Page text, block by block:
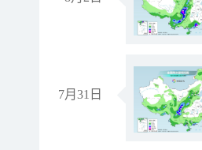
7月31日